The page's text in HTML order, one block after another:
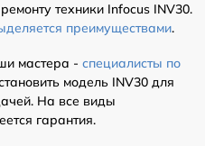
техники Infocus INV30.
преимуществами.
мастера - специалисты по
модель INV30 для
На все виды
гарантия.